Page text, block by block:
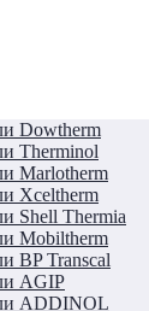
Dowtherm
Therminol
Marlotherm
Xceltherm
Shell Thermia
Mobiltherm
BP Transcal
AGIP
ADDINOL